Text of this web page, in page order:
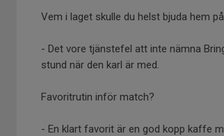
Vem i laget skulle du helst bjuda hem
- Det vore tjänstefel att inte nämna
stund när den karl är med.
Favoritrutin inför match?
- En klart favorit är en god kopp kaffe